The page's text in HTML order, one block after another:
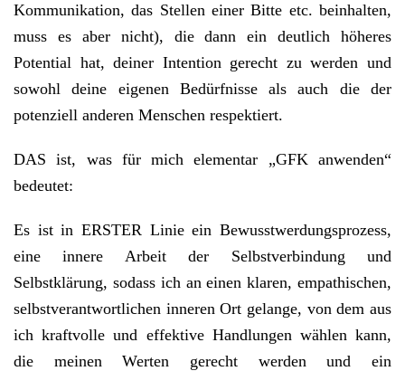
Kommunikation, das Stellen einer Bitte etc. beinhalten,
muss es aber nicht), die dann ein deutlich höheres
Potential hat, deiner Intention gerecht zu werden und
sowohl deine eigenen Bedürfnisse als auch die der
potenziell anderen Menschen respektiert.
DAS ist, was für mich elementar „GFK anwenden“
bedeutet:
Es ist in ERSTER Linie ein Bewusstwerdungsprozess,
eine innere Arbeit der Selbstverbindung und
Selbstklärung, sodass ich an einen klaren, empathischen,
selbstverantwortlichen inneren Ort gelange, von dem aus
ich kraftvolle und effektive Handlungen wählen kann,
die meinen Werten gerecht werden und ein